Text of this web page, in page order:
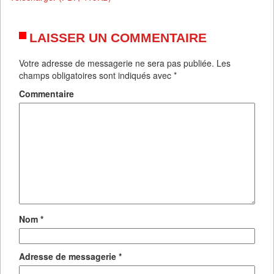
LAISSER UN COMMENTAIRE
Votre adresse de messagerie ne sera pas publiée. Les
champs obligatoires sont indiqués avec *
Commentaire
Nom *
Adresse de messagerie *